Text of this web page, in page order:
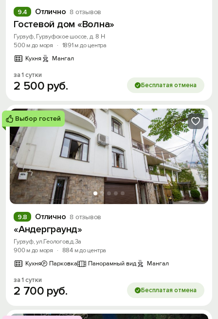
Отлично 8 отзывов
9.4
Гостевой дом «Волна»
Гурзуф, Гурзуфское шоссе, д. 8 Н
500 м до моря
· 1891 м до центра
Кухня
Мангал
за 1 сутки
2 500 руб. Бесплатая отмена
Выбор гостей
Отлично 8 отзывов
9.8
«Андерграунд»
Гурзуф, ул.Геологов,д.3а
900 м до моря
· 884 м до центра
Кухня
Парковка Панорамный вид Мангал
за 1 сутки
2 700 руб. Бесплатая отмена